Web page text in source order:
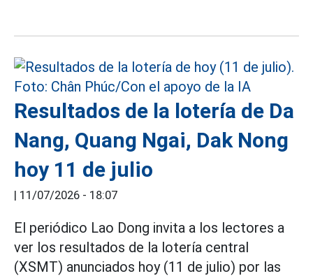
Resultados de la lotería de Da
Nang, Quang Ngai, Dak Nong
hoy 11 de julio
| 11/07/2026 - 18:07
El periódico Lao Dong invita a los lectores a
ver los resultados de la lotería central
(XSMT) anunciados hoy (11 de julio) por las